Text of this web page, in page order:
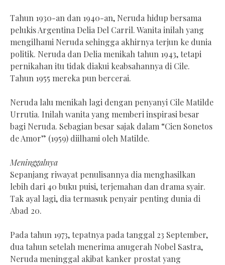
Tahun 1930-an dan 1940-an, Neruda hidup bersama
pelukis Argentina Delia Del Carril. Wanita inilah yang
mengilhami Neruda sehingga akhirnya terjun ke dunia
politik. Neruda dan Delia menikah tahun 1943, tetapi
pernikahan itu tidak diakui keabsahannya di Cile.
Tahun 1955 mereka pun bercerai.
Neruda lalu menikah lagi dengan penyanyi Cile Matilde
Urrutia. Inilah wanita yang memberi inspirasi besar
bagi Neruda. Sebagian besar sajak dalam “Cien Sonetos
de Amor” (1959) diilhami oleh Matilde.
Meninggalnya
Sepanjang riwayat penulisannya dia menghasilkan
lebih dari 40 buku puisi, terjemahan dan drama syair.
Tak ayal lagi, dia termasuk penyair penting dunia di
Abad 20.
Pada tahun 1973, tepatnya pada tanggal 23 September,
dua tahun setelah menerima anugerah Nobel Sastra,
Neruda meninggal akibat kanker prostat yang